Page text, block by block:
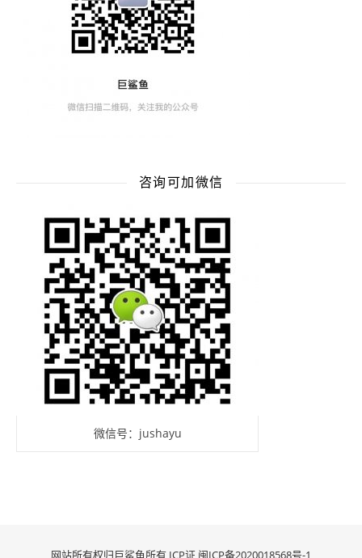
咨询可加微信
微信号：jushayu
网站所有权归巨鲨鱼所有 ICP证 闽ICP备2020018568号-1